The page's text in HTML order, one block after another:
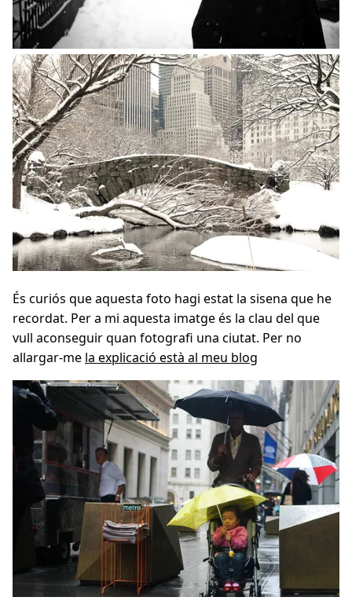
És curiós que aquesta foto hagi estat la sisena que he
recordat. Per a mi aquesta imatge és la clau del que
vull aconseguir quan fotografi una ciutat. Per no
allargar-me la explicació està al meu blog